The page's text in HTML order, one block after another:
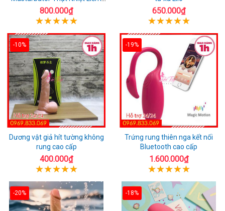
Rung
800.000₫ 650.000₫
-10%
Dương vật giả hít tường không
rung cao cấp
400.000₫
-19%
Trứng rung thiên nga kết nối
Bluetooth cao cấp
1.600.000₫
-20% -18%